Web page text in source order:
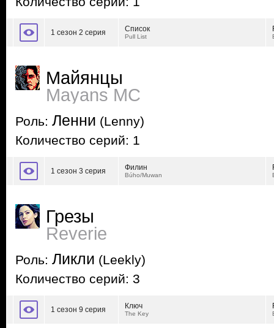
1 сезон 2 серия Список
Pull List
Майянцы
Mayans MC
Роль: Ленни (Lenny)
Количество серий: 1
1 сезон 3 серия Филин
Búho/Muwan
Грезы
Reverie
Роль: Ликли (Leekly)
Количество серий: 3
1 сезон 9 серия Ключ
The Key